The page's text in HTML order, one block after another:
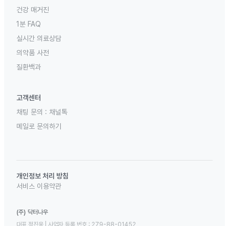
건강 매거진
1분 FAQ
실시간 의료상담
의약품 사전
질환백과
고객센터
채팅 문의 : 채널톡
메일로 문의하기
개인정보 처리 방침
서비스 이용약관
(주) 닥터나우
대표 정진웅 | 사업자 등록 번호 : 279-88-01452